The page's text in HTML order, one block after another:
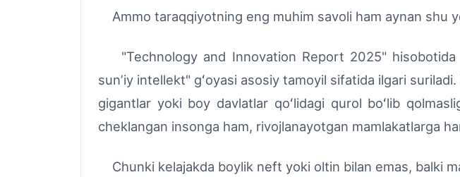
Ammo taraqqiyotning eng muhim savoli ham aynan shu
"Technology and Innovation Report 2025"
sunʼiy intellekt" gʻoyasi asosiy tamoyil sifatida ilgari
gigantlar yoki boy davlatlar qoʻlidagi qurol boʻlib
cheklangan insonga ham, rivojlanayotgan mamlakatlarga
Chunki kelajakda boylik neft yoki oltin bilan emas, balki